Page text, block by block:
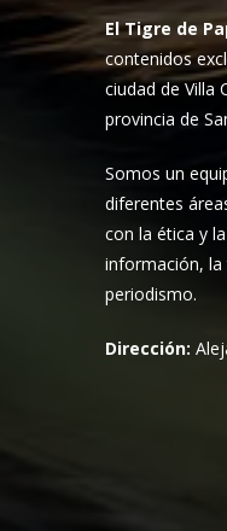
El Tigre de
contenidos
ciudad de Villa
provincia de
Somos un
diferentes
con la ética y
información, la
periodismo.
Dirección: